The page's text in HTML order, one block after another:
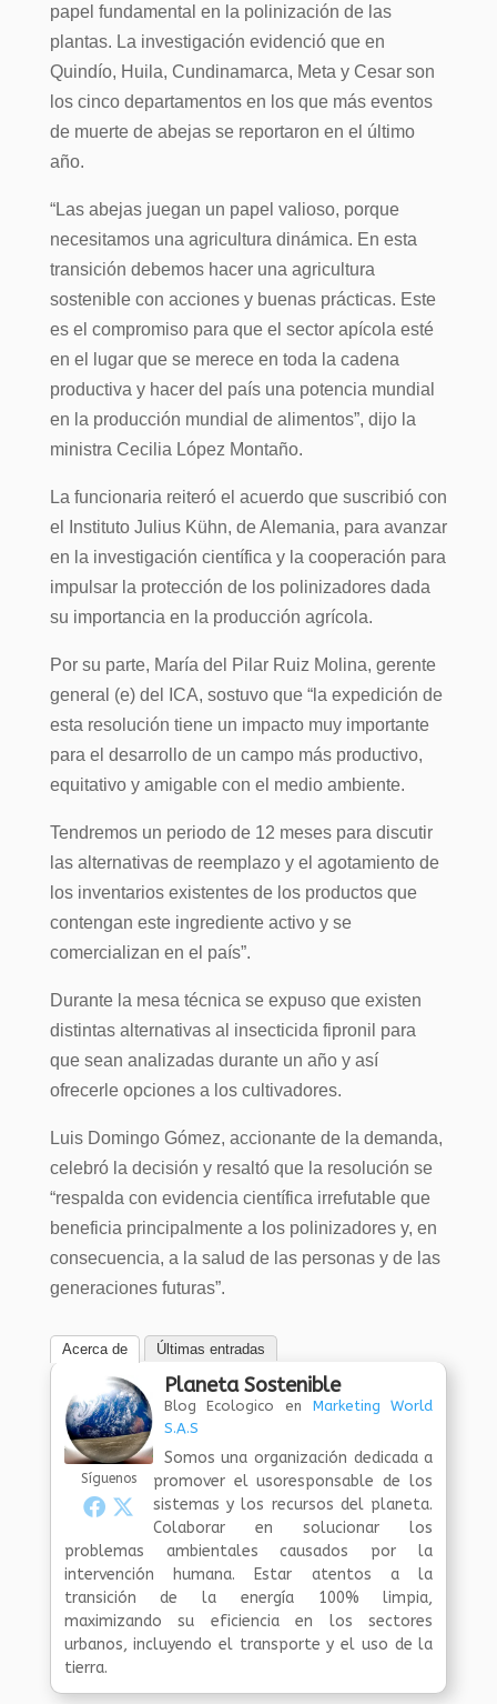
papel fundamental en la polinización de las
plantas. La investigación evidenció que en
Quindío, Huila, Cundinamarca, Meta y Cesar son
los cinco departamentos en los que más eventos
de muerte de abejas se reportaron en el último
año.
“Las abejas juegan un papel valioso, porque
necesitamos una agricultura dinámica. En esta
transición debemos hacer una agricultura
sostenible con acciones y buenas prácticas. Este
es el compromiso para que el sector apícola esté
en el lugar que se merece en toda la cadena
productiva y hacer del país una potencia mundial
en la producción mundial de alimentos”, dijo la
ministra Cecilia López Montaño.
La funcionaria reiteró el acuerdo que suscribió con
el Instituto Julius Kühn, de Alemania, para avanzar
en la investigación científica y la cooperación para
impulsar la protección de los polinizadores dada
su importancia en la producción agrícola.
Por su parte, María del Pilar Ruiz Molina, gerente
general (e) del ICA, sostuvo que “la expedición de
esta resolución tiene un impacto muy importante
para el desarrollo de un campo más productivo,
equitativo y amigable con el medio ambiente.
Tendremos un periodo de 12 meses para discutir
las alternativas de reemplazo y el agotamiento de
los inventarios existentes de los productos que
contengan este ingrediente activo y se
comercializan en el país”.
Durante la mesa técnica se expuso que existen
distintas alternativas al insecticida fipronil para
que sean analizadas durante un año y así
ofrecerle opciones a los cultivadores.
Luis Domingo Gómez, accionante de la demanda,
celebró la decisión y resaltó que la resolución se
“respalda con evidencia científica irrefutable que
beneficia principalmente a los polinizadores y, en
consecuencia, a la salud de las personas y de las
generaciones futuras”.
Acerca de Últimas entradas
Síguenos
Planeta Sostenible
Blog Ecologico en Marketing World
S.A.S
Somos una organización dedicada a
promover el usoresponsable de los
sistemas y los recursos del planeta.
Colaborar en solucionar los
problemas ambientales causados por la
intervención humana. Estar atentos a la
transición de la energía 100% limpia,
maximizando su eficiencia en los sectores
urbanos, incluyendo el transporte y el uso de la
tierra.